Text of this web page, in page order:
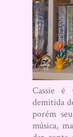
Cassie é
demitida
porém
música,